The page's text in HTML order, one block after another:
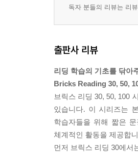
독자 분들의 리뷰는 리
출판사 리뷰
리딩 학습의 기초를 닦아
Bricks Reading 30, 50,
브릭스 리딩 30, 50, 100
있습니다. 이 시리즈는
학습자들을 위해 짧은
체계적인 활동을 제공합
먼저 브릭스 리딩 30에서